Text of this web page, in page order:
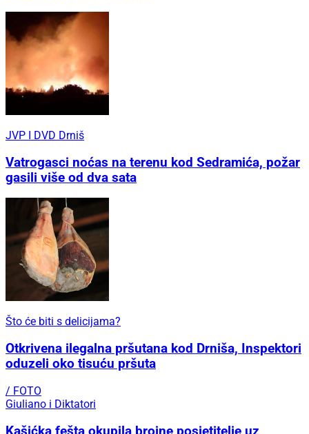
JVP I DVD Drniš
Vatrogasci noćas na terenu kod Sedramića, požar
gasili više od dva sata
Što će biti s delicijama?
Otkrivena ilegalna pršutana kod Drniša, Inspektori
oduzeli oko tisuću pršuta
/ FOTO
Giuliano i Diktatori